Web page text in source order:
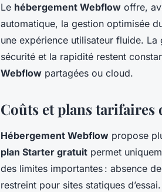
Le hébergement Webflow offre,
automatique, la gestion optimisée
une expérience utilisateur fluide.
sécurité et la rapidité restent
Webflow partagées ou cloud.
Coûts et plans tarifaires
Hébergement Webflow propose
plan Starter gratuit permet
des limites importantes : absence
restreint pour sites statiques d’essai.